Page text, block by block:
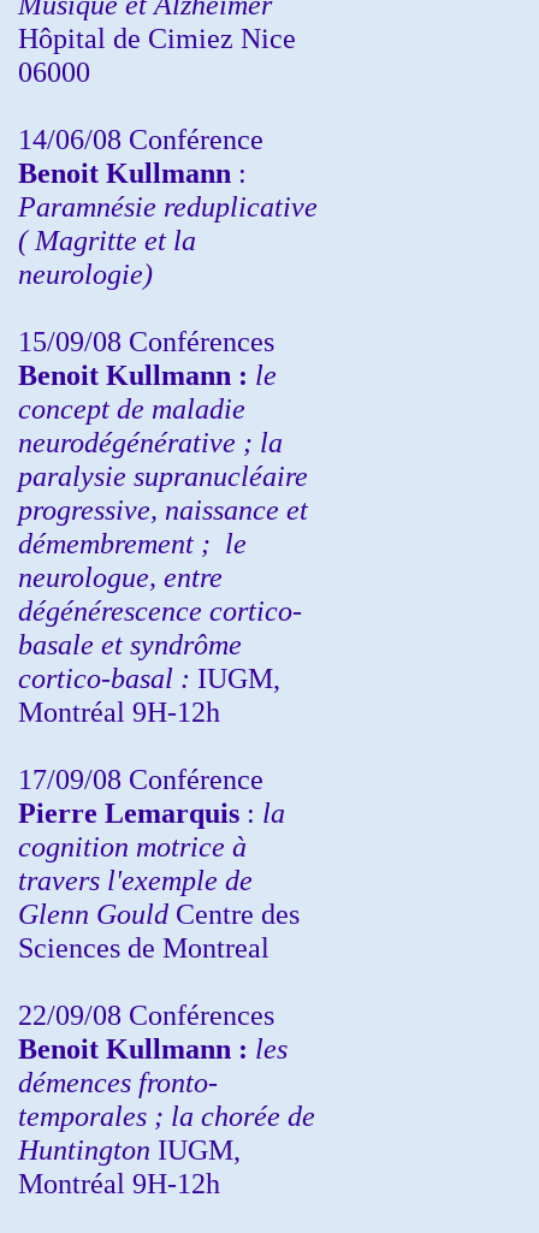
Hôpital de Cimiez Nice
06000
14/06/08 Conférence
Benoit Kullmann :
Paramnésie reduplicative
( Magritte et la
neurologie)
15/09/08 Conférences
Benoit Kullmann : le
concept de maladie
neurodégénérative ; la
paralysie supranucléaire
progressive, naissance et
démembrement ; le
neurologue, entre
dégénérescence cortico-
basale et syndrôme
cortico-basal : IUGM,
Montréal 9H-12h
17/09/08 Conférence
Pierre Lemarquis : la
cognition motrice à
travers l'exemple de
Glenn Gould Centre des
Sciences de Montreal
22/09/08 Conférences
Benoit Kullmann : les
démences fronto-
temporales ; la chorée de
Huntington IUGM,
Montréal 9H-12h